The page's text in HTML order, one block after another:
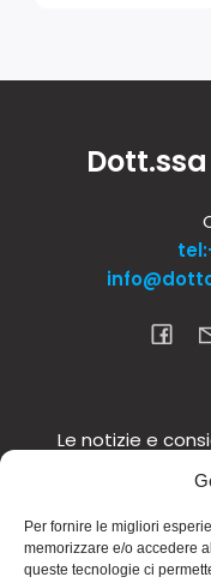
Per fornire le migliori
memorizzare e/o accedere
queste tecnologie ci
Le notizie e
carattere
alcun modo dare
non
assunzione o